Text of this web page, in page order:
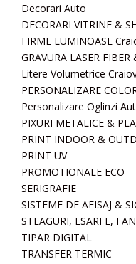
Decorari Auto
DECORARI VITRINE &
FIRME LUMINOASE
GRAVURA LASER FIBER
Litere Volumetrice
PERSONALIZARE
Personalizare Oglinzi
PIXURI METALICE &
PRINT INDOOR &
PRINT UV
PROMOTIONALE ECO
SERIGRAFIE
SISTEME DE AFISAJ &
STEAGURI, ESARFE,
TIPAR DIGITAL
TRANSFER TERMIC